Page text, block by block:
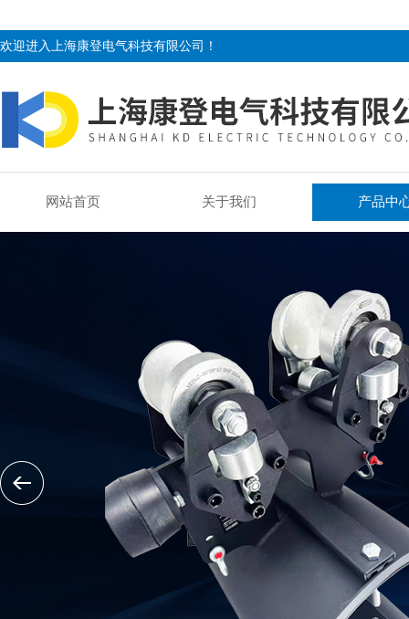
欢迎进入上海康登电气科技有限公司！
网站首页 关于我们 产品中